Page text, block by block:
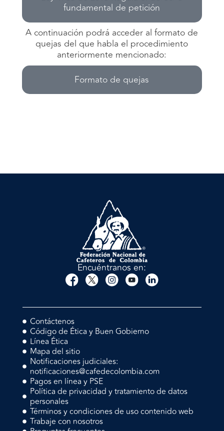
fundamental de petición
A continuación podrá acceder al formato de
quejas del que habla el procedimiento
anteriormente mencionado:
Formato de quejas
Encuéntranos en:
Contáctenos
Código de Ética y Buen Gobierno
Línea Ética
Mapa del sitio
Notificaciones judiciales:
notificaciones@cafedecolombia.com
Pagos en línea y PSE
Política de privacidad y tratamiento de datos
personales
Términos y condiciones de uso contenido web
Trabaje con nosotros